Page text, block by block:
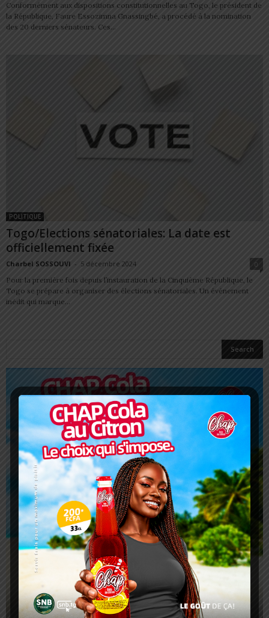
Conformément aux dispositions constitutionnelles au Togo, le président de
la République, Faure Essozimna Gnassingbé, a procédé à la nomination
des 20 derniers sénateurs. Ces...
POLITIQUE
Togo/Elections sénatoriales: La date est
officiellement fixée
Charbel SOSSOUVI - 5 décembre 2024
0
Pour la première fois depuis l’instauration de la Cinquième République, le
Togo se prépare à organiser des élections sénatoriales. Un événement
inédit qui marque...